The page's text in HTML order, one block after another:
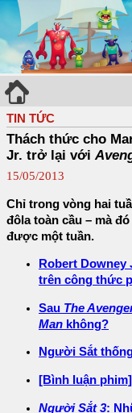
TIN TỨC
Thách thức cho
Jr. trở lại với
15/05/2013
Chỉ trong vòng hai
đôla toàn cầu – mà
được một tuần.
Robert Downey
trên công thức
Sau The
Man không?
Người Sắt
[Bình luận phim]
Người Sắt 3: